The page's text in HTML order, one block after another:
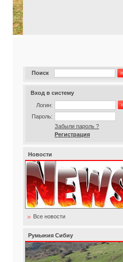
Поиск
Вход в систему
Новости
Все новости
Румыния Сибиу